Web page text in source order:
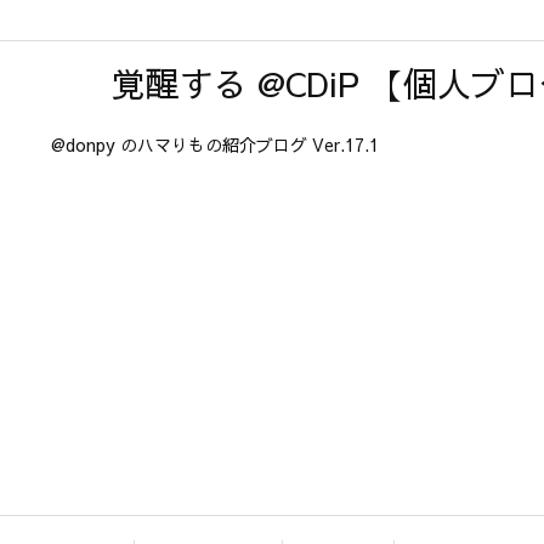
覚醒する @CDiP 【個人ブ
@donpy のハマりもの紹介ブログ Ver.17.1